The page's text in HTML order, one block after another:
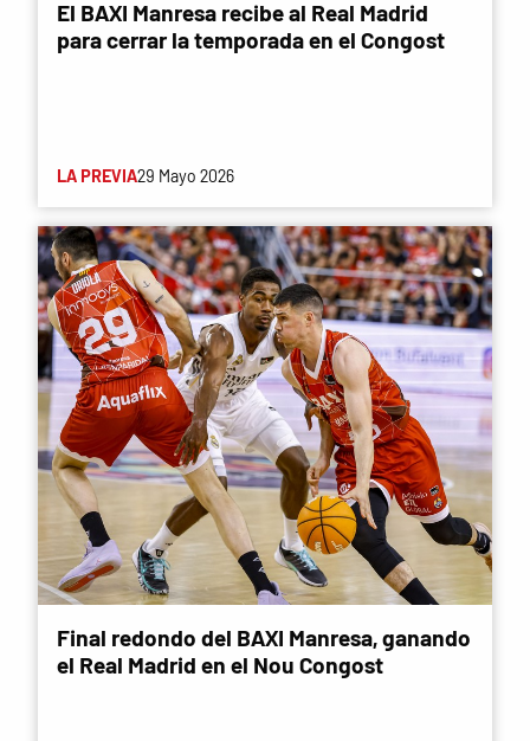
El BAXI Manresa recibe al Real Madrid
para cerrar la temporada en el Congost
LA PREVIA29 Mayo 2026
Final redondo del BAXI Manresa, ganando
el Real Madrid en el Nou Congost